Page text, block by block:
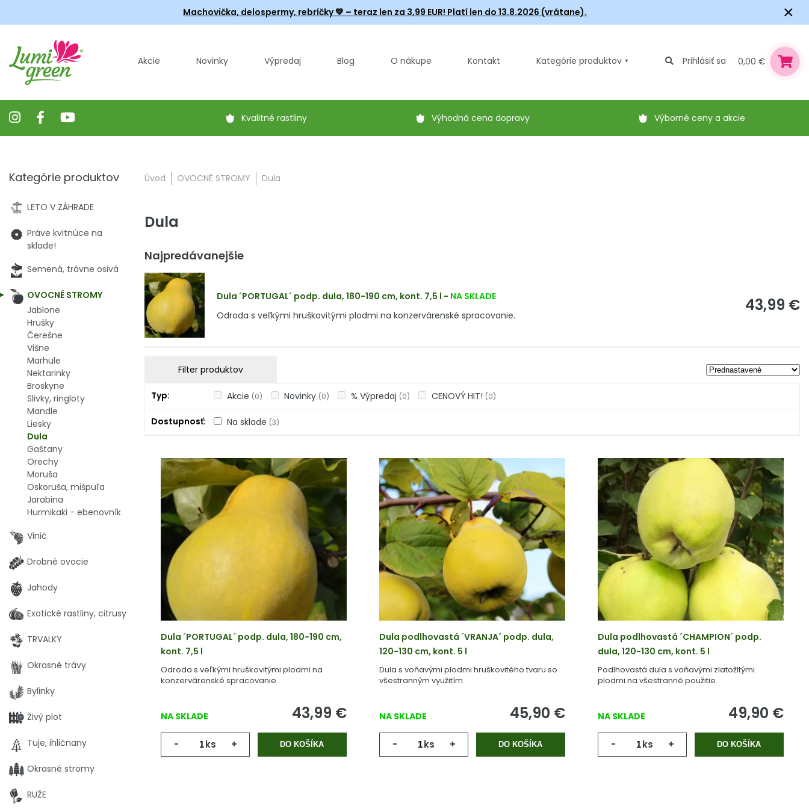
Machovička, delospermy, rebríčky💚 – teraz len za 3,99 EUR! Platí len do 13.8.2026 (vrátane). ×
Akcie Novinky Výpredaj Blog O nákupe Kontakt Kategórie produktov Prihlásiť sa 0,00 €
Kvalitné rastliny Výhodná cena dopravy Výborné ceny a akcie
Úvod OVOCNÉ STROMY Dula
Dula
Najpredávanejšie
Dula ´PORTUGAL´ podp. dula, 180-190 cm, kont. 7,5 l - NA SKLADE
Odroda s veľkými hruškovitými plodmi na konzervárenské spracovanie.
43,99 €
Filter produktov
Typ Akcie (0) Novinky (0) % Výpredaj (0) CENOVÝ HIT! (0)
Dostupnosť Na sklade (3)
Dula ´PORTUGAL´ podp. dula, 180-190 cm,
kont. 7,5 l
Odroda s veľkými hruškovitými plodmi na
konzervárenské spracovanie.
NA SKLADE 43,99 €
- ks + DO KOŠÍKA
Dula podlhovastá ´VRANJA´ podp. dula,
120-130 cm, kont. 5 l
Dula s voňavými plodmi hruškovitého tvaru so
všestranným využitím.
NA SKLADE 45,90 €
- ks + DO KOŠÍKA
Dula podlhovastá ´CHAMPION´ podp.
dula, 120-130 cm, kont. 5 l
Podlhovastá dula s voňavými zlatožltými
plodmi na všestranné použitie.
NA SKLADE 49,90 €
- ks + DO KOŠÍKA
Kategórie produktov
LETO V ZÁHRADE
Práve kvitnúce na
sklade!
Semená, trávne osivá
OVOCNÉ STROMY
Jablone
Hrušky
Čerešne
Višne
Marhule
Nektarinky
Broskyne
Slivky, ringloty
Mandle
Liesky
Dula
Gaštany
Orechy
Moruša
Oskoruša, mišpuľa
Jarabina
Hurmikaki - ebenovník
Vinič
Drobné ovocie
Jahody
Exotické rastliny, citrusy
TRVALKY
Okrasné trávy
Bylinky
Živý plot
Tuje, ihličnany
Okrasné stromy
RUŽE